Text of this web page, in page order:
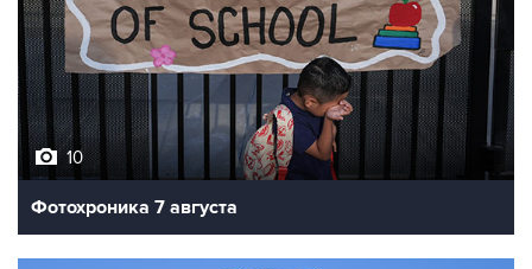
10
Фотохроника 7 августа